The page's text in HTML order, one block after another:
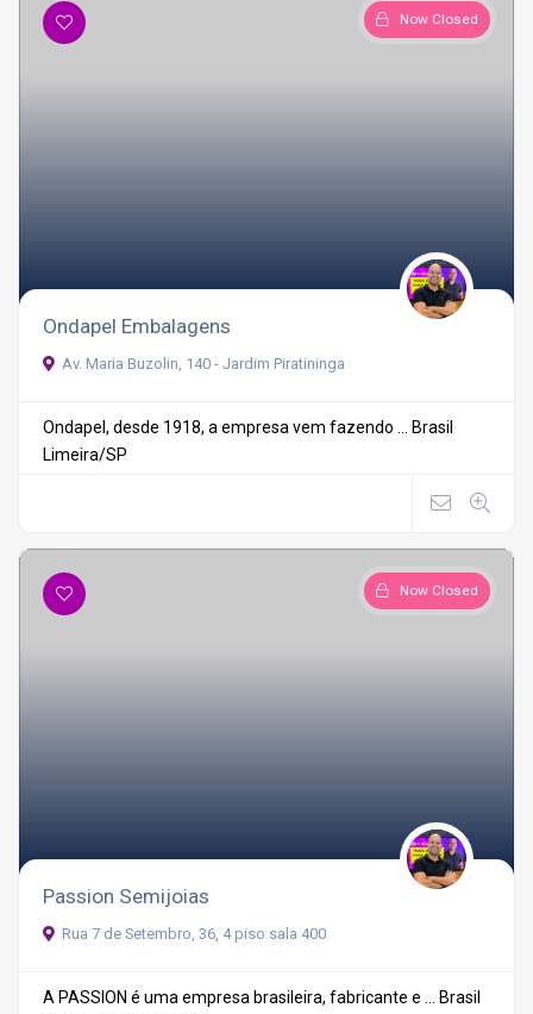
Now Closed
Ondapel Embalagens
Av. Maria Buzolin, 140 - Jardim Piratininga
Ondapel, desde 1918, a empresa vem fazendo ... Brasil
Limeira/SP
Now Closed
Passion Semijoias
Rua 7 de Setembro, 36, 4 piso sala 400
A PASSION é uma empresa brasileira, fabricante e ... Brasil